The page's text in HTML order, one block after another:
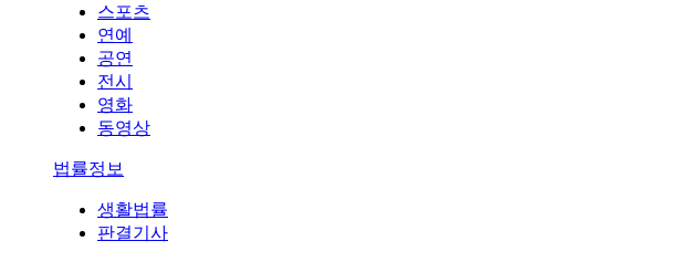
스포츠
연예
공연
전시
영화
동영상
법률정보
생활법률
판결기사